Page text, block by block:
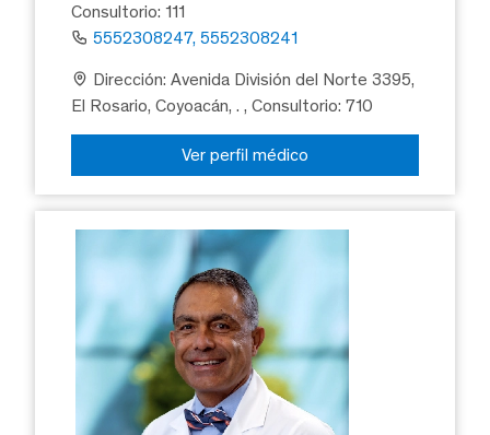
Consultorio: 111
5552308247, 5552308241
Dirección: Avenida División del Norte 3395,
El Rosario, Coyoacán, ., Consultorio: 710
Ver perfil médico